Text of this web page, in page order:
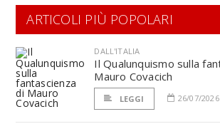
ARTICOLI PIÙ POPOLARI
DALL'ITALIA
Il Qualunquismo sulla
Mauro Covacich
LEGGI 26/07/2026